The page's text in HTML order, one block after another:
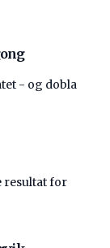
- og dobla
resultat for